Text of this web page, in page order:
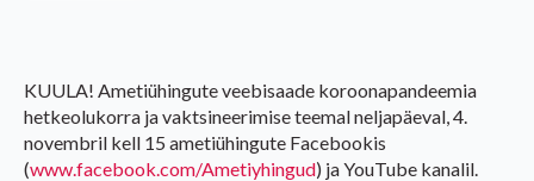
KUULA! Ametiühingute veebisaade koroonapandeemia
hetkeolukorra ja vaktsineerimise teemal neljapäeval, 4.
novembril kell 15 ametiühingute Facebookis
(www.facebook.com/Ametiyhingud) ja YouTube kanalil.